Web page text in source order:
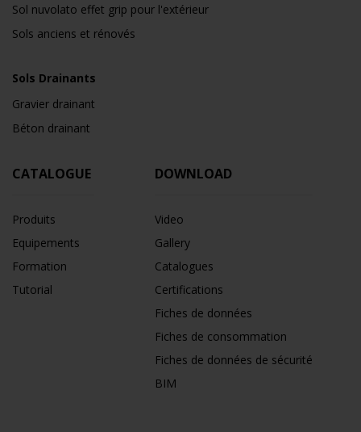
Sol nuvolato effet grip pour l'extérieur
Sols anciens et rénovés
Sols Drainants
Gravier drainant
Béton drainant
CATALOGUE
Produits
Equipements
Formation
Tutorial
DOWNLOAD
Video
Gallery
Catalogues
Certifications
Fiches de données
Fiches de consommation
Fiches de données de sécurité
BIM